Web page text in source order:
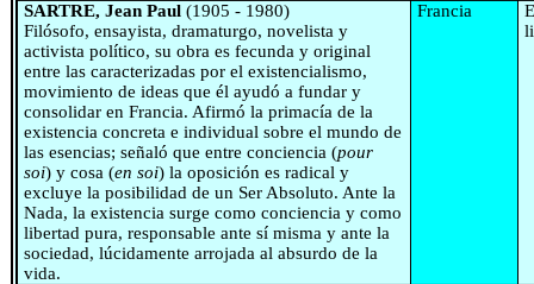
SARTRE, Jean Paul(1905 - 1980)
Filósofo, ensayista, dramaturgo, novelista y
activista político, su obra es fecunda y original
entre las caracterizadas por el existencialismo,
movimiento de ideas que él ayudó a fundar y
consolidar en Francia. Afirmó la primacía de la
existencia concreta e individual sobre el mundo de
las esencias; señaló que entre conciencia (pour
soi) y cosa (en soi) la oposición es radical y
excluye la posibilidad de un Ser Absoluto. Ante la
Nada, la existencia surge como conciencia y como
libertad pura, responsable ante sí misma y ante la
sociedad, lúcidamente arrojada al absurdo de la
vida.
Francia